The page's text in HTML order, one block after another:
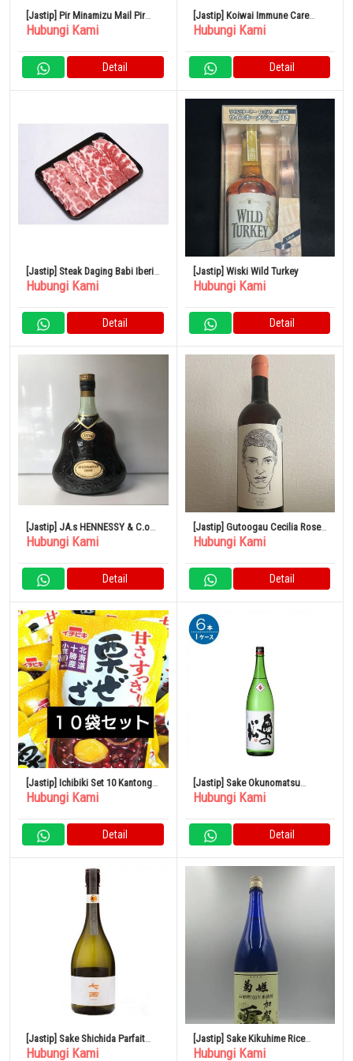
[Jastip] Pir Minamizu Mail Pir
Jepang Kotak Kecil 4 – 6 Buah
Hubungi Kami
Detail
[Jastip] Koiwai Immune Care
Yogurt Rendah Lemak 100g Set
Hubungi Kami
Detail
[Jastip] Steak Daging Babi Iberia
Spanyol 500G
Hubungi Kami
Detail
[Jastip] Wiski Wild Turkey
Hubungi Kami
Detail
[Jastip] JA.s HENNESSY & C.o
COGNAC EXTRA
Hubungi Kami
Detail
[Jastip] Gutoogau Cecilia Rose
2021
Hubungi Kami
Detail
[Jastip] Ichibiki Set 10 Kantong
Kastanye
Hubungi Kami
Detail
[Jastip] Sake Okunomatsu
Spesial Junmai 1,8L x 6 botol
Hubungi Kami
Detail
[Jastip] Sake Shichida Parfait
Junmai Daiginjo 720ml
Hubungi Kami
[Jastip] Sake Kikuhime Rice
Shochu Kaga Dew 1800ml
Hubungi Kami